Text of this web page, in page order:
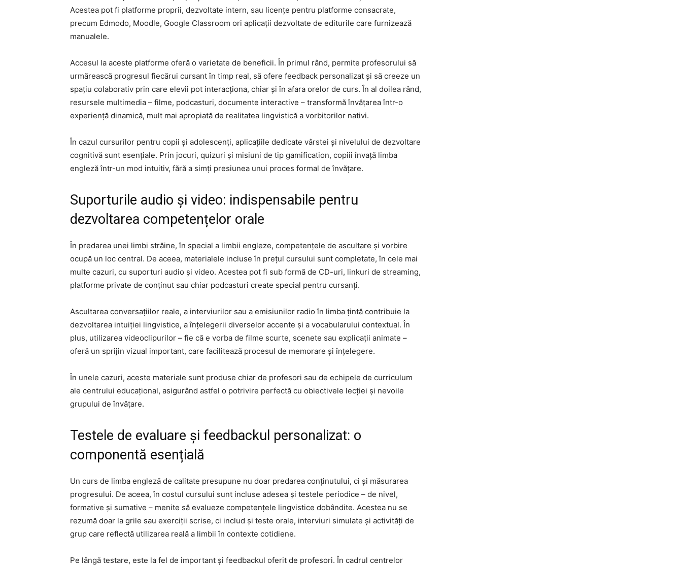
Acestea pot fi platforme proprii, dezvoltate intern, sau licențe pentru platforme consacrate,
precum Edmodo, Moodle, Google Classroom ori aplicații dezvoltate de editurile care furnizează
manualele.
Accesul la aceste platforme oferă o varietate de beneficii. În primul rând, permite profesorului să
urmărească progresul fiecărui cursant în timp real, să ofere feedback personalizat și să creeze un
spațiu colaborativ prin care elevii pot interacționa, chiar și în afara orelor de curs. În al doilea rând,
resursele multimedia – filme, podcasturi, documente interactive – transformă învățarea într-o
experiență dinamică, mult mai apropiată de realitatea lingvistică a vorbitorilor nativi.
În cazul cursurilor pentru copii și adolescenți, aplicațiile dedicate vârstei și nivelului de dezvoltare
cognitivă sunt esențiale. Prin jocuri, quizuri și misiuni de tip gamification, copiii învață limba
engleză într-un mod intuitiv, fără a simți presiunea unui proces formal de învățare.
Suporturile audio și video: indispensabile pentru
dezvoltarea competențelor orale
În predarea unei limbi străine, în special a limbii engleze, competențele de ascultare și vorbire
ocupă un loc central. De aceea, materialele incluse în prețul cursului sunt completate, în cele mai
multe cazuri, cu suporturi audio și video. Acestea pot fi sub formă de CD-uri, linkuri de streaming,
platforme private de conținut sau chiar podcasturi create special pentru cursanți.
Ascultarea conversațiilor reale, a interviurilor sau a emisiunilor radio în limba țintă contribuie la
dezvoltarea intuiției lingvistice, a înțelegerii diverselor accente și a vocabularului contextual. În
plus, utilizarea videoclipurilor – fie că e vorba de filme scurte, scenete sau explicații animate –
oferă un sprijin vizual important, care facilitează procesul de memorare și înțelegere.
În unele cazuri, aceste materiale sunt produse chiar de profesori sau de echipele de curriculum
ale centrului educațional, asigurând astfel o potrivire perfectă cu obiectivele lecției și nevoile
grupului de învățare.
Testele de evaluare și feedbackul personalizat: o
componentă esențială
Un curs de limba engleză de calitate presupune nu doar predarea conținutului, ci și măsurarea
progresului. De aceea, în costul cursului sunt incluse adesea și testele periodice – de nivel,
formative și sumative – menite să evalueze competențele lingvistice dobândite. Acestea nu se
rezumă doar la grile sau exerciții scrise, ci includ și teste orale, interviuri simulate și activități de
grup care reflectă utilizarea reală a limbii în contexte cotidiene.
Pe lângă testare, este la fel de important și feedbackul oferit de profesori. În cadrul centrelor